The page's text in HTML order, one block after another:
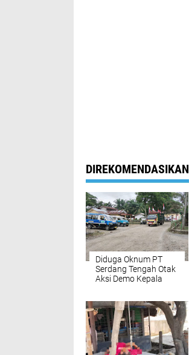
DIREKOMENDASIKAN
Diduga Oknum PT
Serdang Tengah Otak
Aksi Demo Kepala